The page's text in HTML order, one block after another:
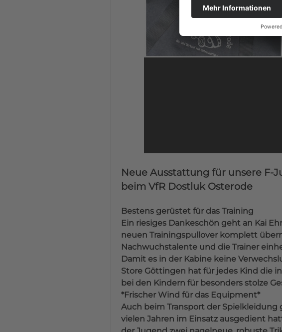
Neue Ausstattung für unsere F-
beim VfR Dostluk Osterode
Bestens gerüstet für das Training
Ein riesiges Dankeschön geht an Kai
neuen Trainingspullover komplett
Nachwuchstalente und die Trainer
Damit es in der Kabine keine
Store Göttingen hat für jedes Kind die
bei den Kindern für besonders stolze
*Frischer Wind für das Equipment*
Auch beim Transport der Spielkleidung
vielen Jahren im Einsatz ausgedient